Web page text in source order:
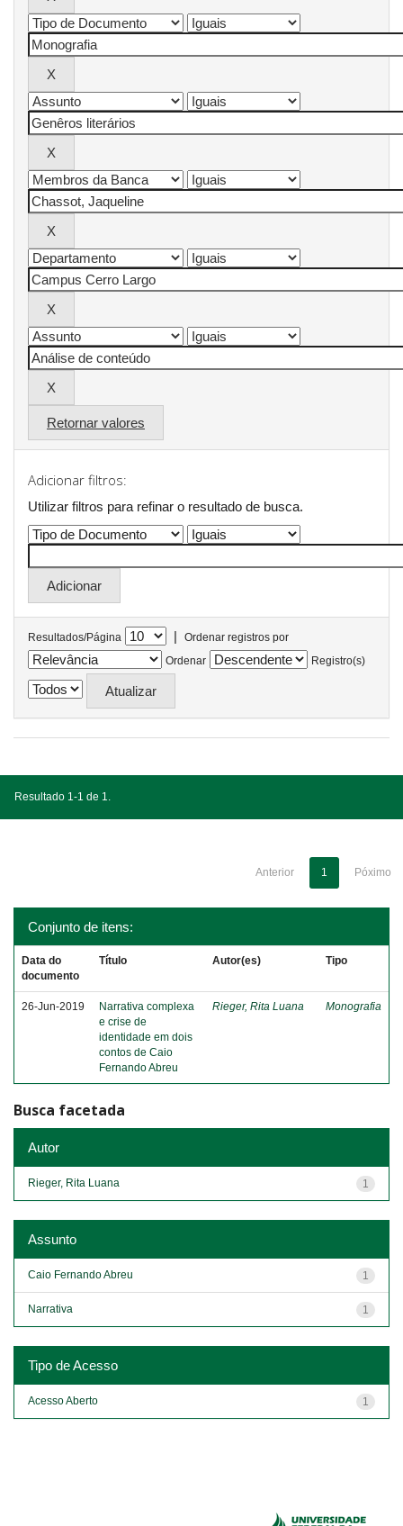
Retornar valores
Adicionar filtros:
Utilizar filtros para refinar o resultado de busca.
Resultados/Página |
Ordenar registros por
Ordenar
Registro(s)
Resultado 1-1 de 1.
Anterior 1 Póximo
Conjunto de itens:
Data do
documento
Título Autor(es) Tipo
26-Jun-2019
Narrativa complexa
e crise de
identidade em dois
contos de Caio
Fernando Abreu
Rieger, Rita Luana Monografia
Busca facetada
Autor
1
Rieger, Rita Luana
Assunto
1
Caio Fernando Abreu
1
Narrativa
Tipo de Acesso
1
Acesso Aberto